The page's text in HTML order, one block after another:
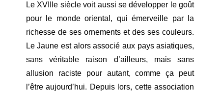
Le XVIIIe siècle voit aussi se développer le goût
pour le monde oriental, qui émerveille par la
richesse de ses ornements et des ses couleurs.
Le Jaune est alors associé aux pays asiatiques,
sans véritable raison d’ailleurs, mais sans
allusion raciste pour autant, comme ça peut
l’être aujourd’hui. Depuis lors, cette association